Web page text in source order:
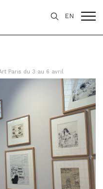
EN
Paris du 3 au 6 avril